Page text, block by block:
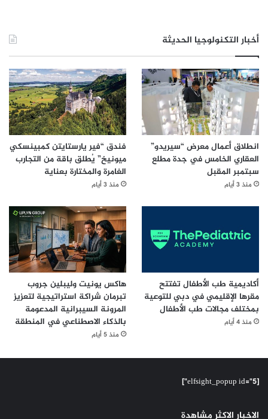
أخبار التكنولوجيا الحديثة
انطلاق أعمال معرض “سيريدو”
العقاري الخامس في جدة مطلع
سبتمبر المقبل
منذ 3 أيام
فندق “فير يارستايتن كمبينسكي
ميونيخ” يُطلق باقة من التجارب
الغامرة والمختارة بعناية
منذ 3 أيام
أكاديمية طب الأطفال تفتتح
مقرها الإقليمي في دبي للتوعية
بمختلف مجالات طب الأطفال
منذ 4 أيام
هاكس يونيت وليبلين جروب
تبرمان شراكة استراتيجية لتعزيز
المرونة السيبرانية المدعومة
بالذكاء الاصطناعي في المنطقة
منذ 5 أيام
[elfsight_popup id="5"]
الاخبار الاكثر مشاهدة